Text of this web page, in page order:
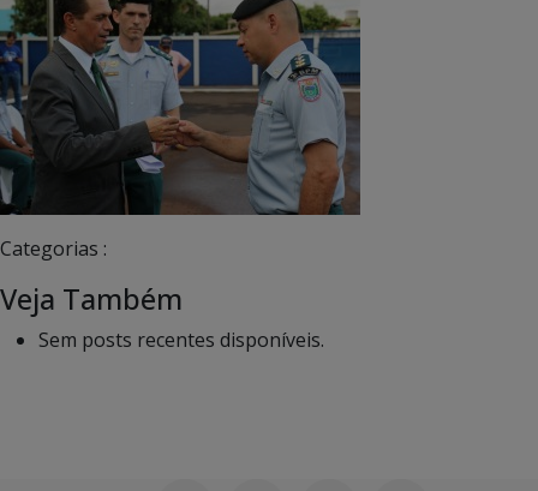
Categorias :
Veja Também
Sem posts recentes disponíveis.